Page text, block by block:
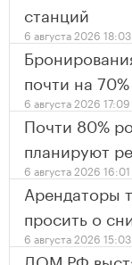
станций
6 августа 2026 18:03
почти на
6 августа 2026 17:09
Почти 80%
планируют
6 августа 2026 16:01
Арендаторы
просить о
6 августа 2026 15:03
ДОМ.РФ